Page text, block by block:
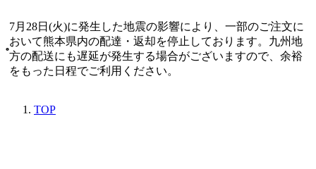
7月28日(火)に発生した地震の影響により、一部のご注文に
おいて熊本県内の配達・返却を停止しております。九州地
方の配送にも遅延が発生する場合がございますので、余裕
をもった日程でご利用ください。
TOP